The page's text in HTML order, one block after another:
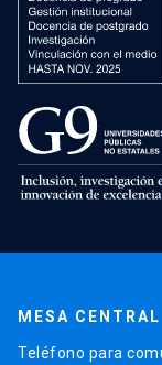
MESA CENTRAL
Teléfono para